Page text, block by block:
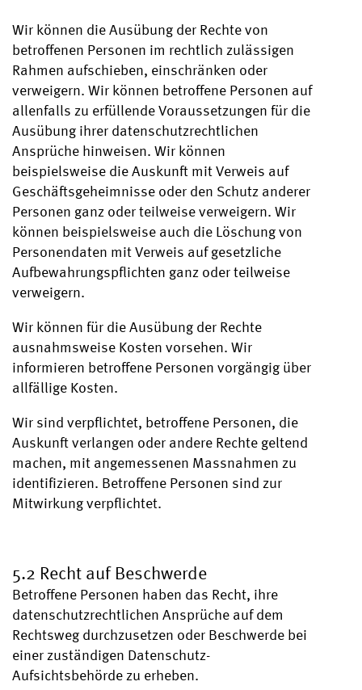
Wir können die Ausübung der Rechte von
betroffenen Personen im rechtlich zulässigen
Rahmen aufschieben, einschränken oder
verweigern. Wir können betroffene Personen auf
allenfalls zu erfüllende Voraussetzungen für die
Ausübung ihrer datenschutzrechtlichen
Ansprüche hinweisen. Wir können
beispielsweise die Auskunft mit Verweis auf
Geschäftsgeheimnisse oder den Schutz anderer
Personen ganz oder teilweise verweigern. Wir
können beispielsweise auch die Löschung von
Personendaten mit Verweis auf gesetzliche
Aufbewahrungspflichten ganz oder teilweise
verweigern.
Wir können für die Ausübung der Rechte
ausnahmsweise Kosten vorsehen. Wir
informieren betroffene Personen vorgängig über
allfällige Kosten.
Wir sind verpflichtet, betroffene Personen, die
Auskunft verlangen oder andere Rechte geltend
machen, mit angemessenen Massnahmen zu
identifizieren. Betroffene Personen sind zur
Mitwirkung verpflichtet.
5.2 Recht auf Beschwerde
Betroffene Personen haben das Recht, ihre
datenschutzrechtlichen Ansprüche auf dem
Rechtsweg durchzusetzen oder Beschwerde bei
einer zuständigen Datenschutz-
Aufsichtsbehörde zu erheben.